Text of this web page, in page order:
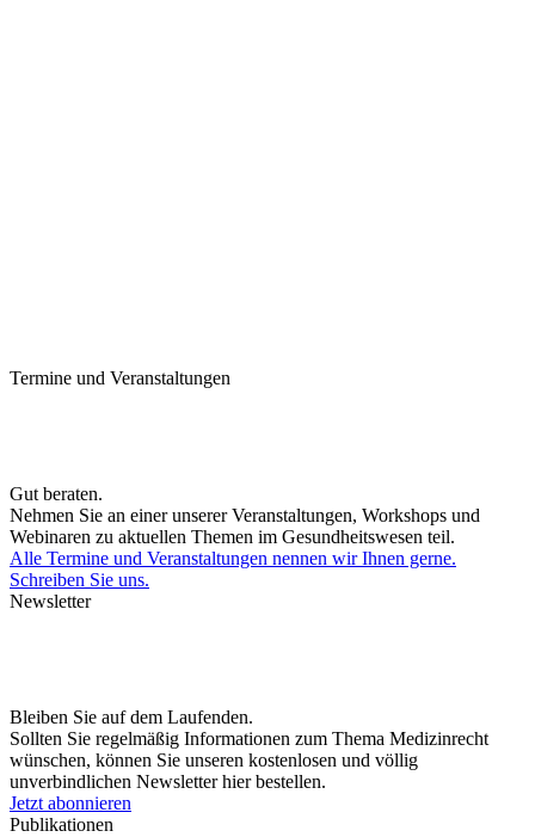
Termine und Veranstaltungen
Gut beraten.
Nehmen Sie an einer unserer Veranstaltungen, Workshops und
Webinaren zu aktuellen Themen im Gesundheitswesen teil.
Alle Termine und Veranstaltungen nennen wir Ihnen gerne.
Schreiben Sie uns.
Newsletter
Bleiben Sie auf dem Laufenden.
Sollten Sie regelmäßig Informationen zum Thema Medizinrecht
wünschen, können Sie unseren kostenlosen und völlig
unverbindlichen Newsletter hier bestellen.
Jetzt abonnieren
Publikationen